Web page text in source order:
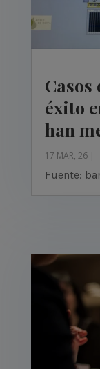
Casos
éxito
han
17 MAR, 26|
Fuente: